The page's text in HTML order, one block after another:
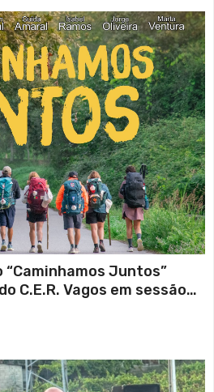
Juntos”
C.E.R. Vagos em sessão